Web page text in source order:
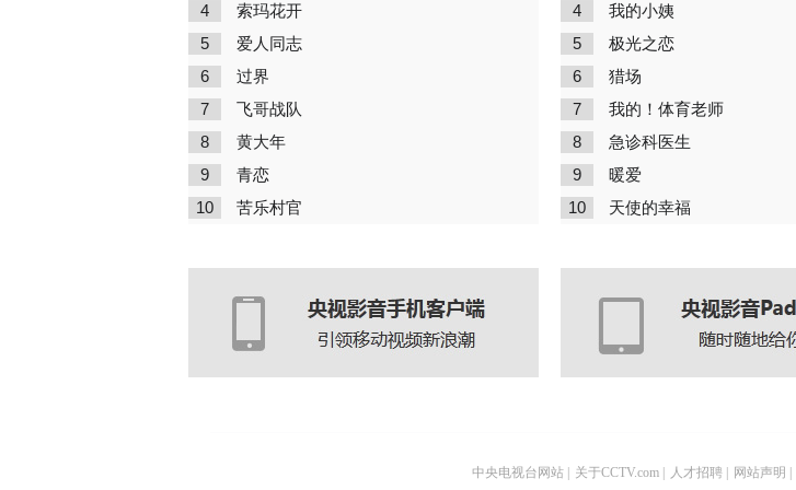
4 索玛花开
5 爱人同志
6 过界
7 飞哥战队
8 黄大年
9 青恋
10 苦乐村官
4 我的小姨
5 极光之恋
6 猎场
7 我的！体育老师
8 急诊科医生
9 暖爱
10 天使的幸福
中央电视台网站 关于CCTV.com 人才招聘 网站声明